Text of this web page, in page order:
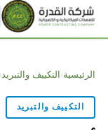
الرئيسية› التكييف والتبريد›
التكييف والتبريد